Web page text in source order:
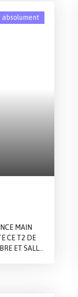
absolument
MAIN
CE T2 DE
ET SALLE